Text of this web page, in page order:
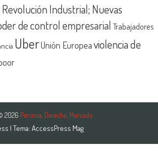
Industrial; Nuevas
de control empresarial Trabajadores
UberUnión Europeaviolencia de
2026 Persona, Derecho, Mercado
| Tema: AccessPress Mag